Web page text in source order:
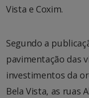
Vista e Coxim.
Segundo a
pavimentação das
investimentos da
Bela Vista, as ruas